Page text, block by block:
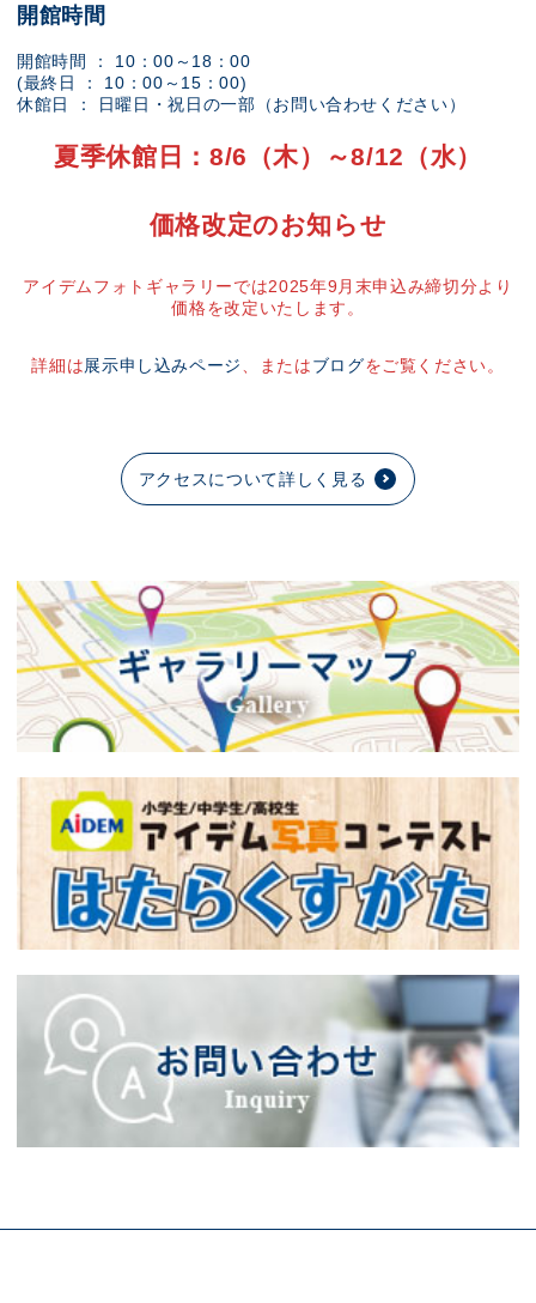
開館時間
開館時間 ： 10：00～18：00
(最終日 ： 10：00～15：00)
休館日 ： 日曜日・祝日の一部（お問い合わせください）
夏季休館日：8/6（木）～8/12（水）
価格改定のお知らせ
アイデムフォトギャラリーでは2025年9月末申込み締切分より
価格を改定いたします。
詳細は展示申し込みページ 、またはブログをご覧ください。
アクセスについて詳しく見る